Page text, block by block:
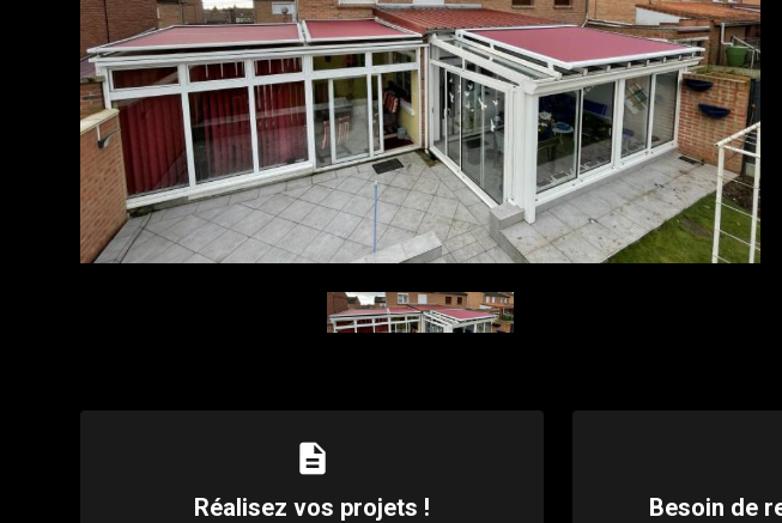
description
Réalisez vos projets ! Besoin de